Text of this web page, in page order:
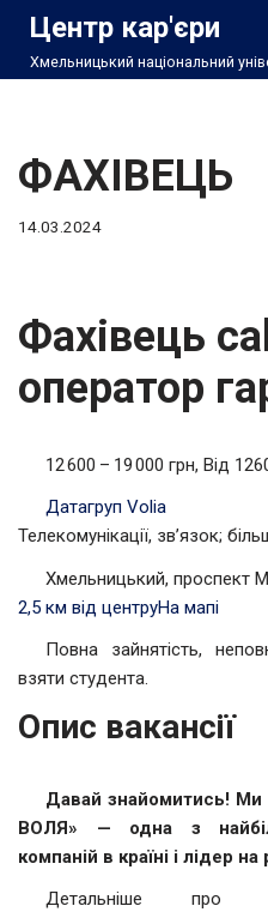
Перейти
Центр кар'єри
Хмельницький національний
ФАХІВЕЦЬ
14.03.2024
Фахівець
оператор
12 600 – 19 000 грн, Від
Датагруп Volia
Телекомунікації, зв’язок;
Хмельницький, проспект
2,5 км від центруНа мапі
Повна зайнятість,
взяти студента.
Опис вакансії
Давай знайомитись!
ВОЛЯ» — одна з
компаній в країні і лідер
Детальніше про